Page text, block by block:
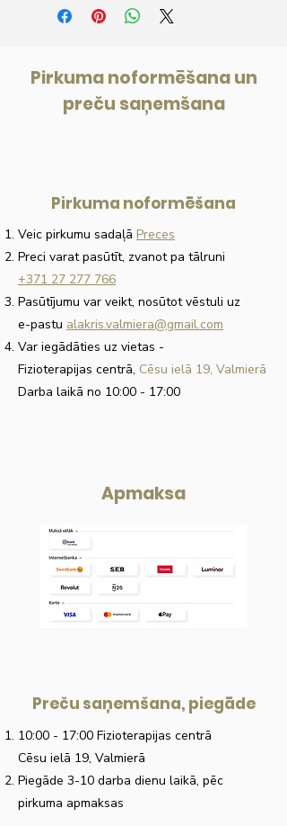
Pirkuma noformēšana un
preču saņemšana
Pirkuma noformēšana
Veic pirkumu sadaļā Preces
Preci varat pasūtīt, zvanot pa tālruni
+371 27 277 766
Pasūtījumu var veikt, nosūtot vēstuli uz
e-pastu alakris.valmiera@gmail.com
Var iegādāties uz vietas -
Fizioterapijas centrā, Cēsu ielā 19, Valmierā
Darba laikā no 10:00 - 17:00
Apmaksa
Preču saņemšana, piegāde
10:00 - 17:00 Fizioterapijas centrā
Cēsu ielā 19, Valmierā
Piegāde 3-10 darba dienu laikā, pēc
pirkuma apmaksas